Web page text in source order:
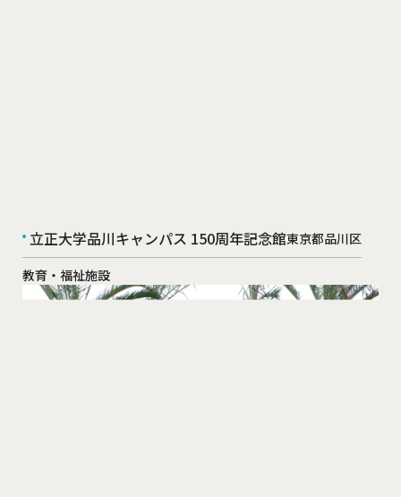
立正大学品川キャンパス 150周年記念館東京都品川区
教育・福祉施設